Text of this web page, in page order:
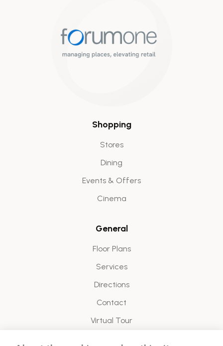
Shopping
Stores
Dining
Events & Offers
Cinema
General
Floor Plans
Services
Directions
Contact
Virtual Tour